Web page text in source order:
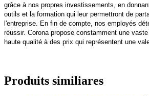
grâce à nos propres investissements, en
outils et la formation qui leur permettront de
l'entreprise. En fin de compte, nos employés
réussir. Corona propose constamment une
haute qualité à des prix qui représentent une
Produits similiares